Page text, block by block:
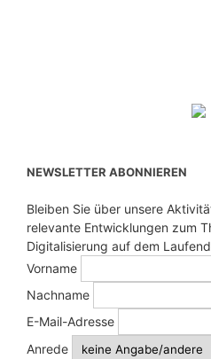
NEWSLETTER ABONNIEREN
Bleiben Sie über unsere
relevante Entwicklungen zum
Digitalisierung auf dem
Vorname
Nachname
E-Mail-Adresse
Anrede